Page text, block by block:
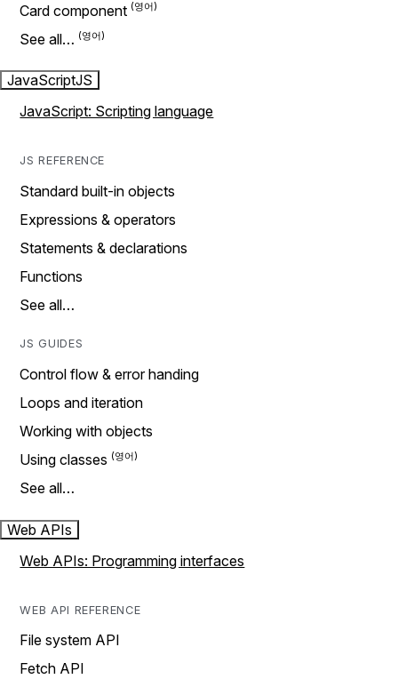
Card component
See all…
JavaScriptJS
JavaScript: Scripting language
JS REFERENCE
Standard built-in objects
Expressions & operators
Statements & declarations
Functions
See all…
JS GUIDES
Control flow & error handing
Loops and iteration
Working with objects
Using classes
See all…
Web APIs
Web APIs: Programming interfaces
WEB API REFERENCE
File system API
Fetch API